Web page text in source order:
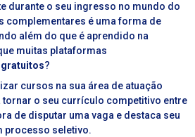
durante o seu ingresso no mundo do
complementares é uma forma de
além do que é aprendido na
muitas plataformas
?
cursos na sua área de atuação
tornar o seu currículo competitivo entre
de disputar uma vaga e destaca seu
processo seletivo.